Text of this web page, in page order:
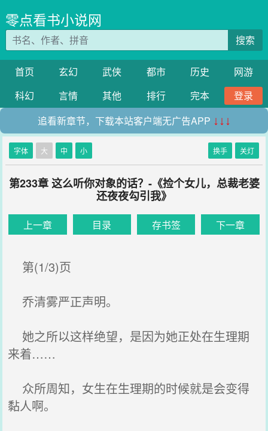
零点看书小说网
搜索
首页 玄幻 武侠 都市 历史
网游
科幻
言情 其他 排行 完本
登录
追看新章节，下载本站客户端无广告APP ↓↓↓
字体 大 中 小 换手 关灯
第233章 这么听你对象的话？-《捡个女儿，总裁老婆
还夜夜勾引我》
上一章 目录 存书签 下一章
第(1/3)页
乔清雾严正声明。
她之所以这样绝望，是因为她正处在生理期
来着……
众所周知，女生在生理期的时候就是会变得
黏人啊。